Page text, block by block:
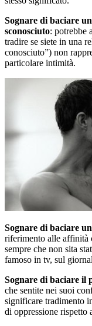
Sognare di baciare
sconosciuto: potrebbe
tradire se siete in una
conosciuto”) non
particolare intimità.
Sognare di baciare
riferimento alle affinità
sempre che non sita
famoso in tv, sul
Sognare di baciare il
che sentite nei suoi
significare tradimento
di oppressione rispetto